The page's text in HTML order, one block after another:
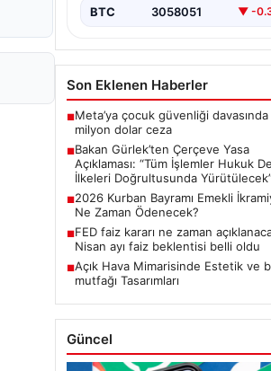
Meclis'te kabul…
BTC 3058051 ▼ -
Son Eklenen Haberler
■Meta’ya çocuk güvenliği
milyon dolar ceza
■Bakan Gürlek’ten Çerçeve Yasa
Açıklaması: “Tüm İşlemler Hukuk
İlkeleri Doğrultusunda
■2026 Kurban Bayramı Emekli
Ne Zaman Ödenecek?
■FED faiz kararı ne zaman
Nisan ayı faiz beklentisi belli oldu
■Açık Hava Mimarisinde Estetik ve
mutfağı Tasarımları
Güncel